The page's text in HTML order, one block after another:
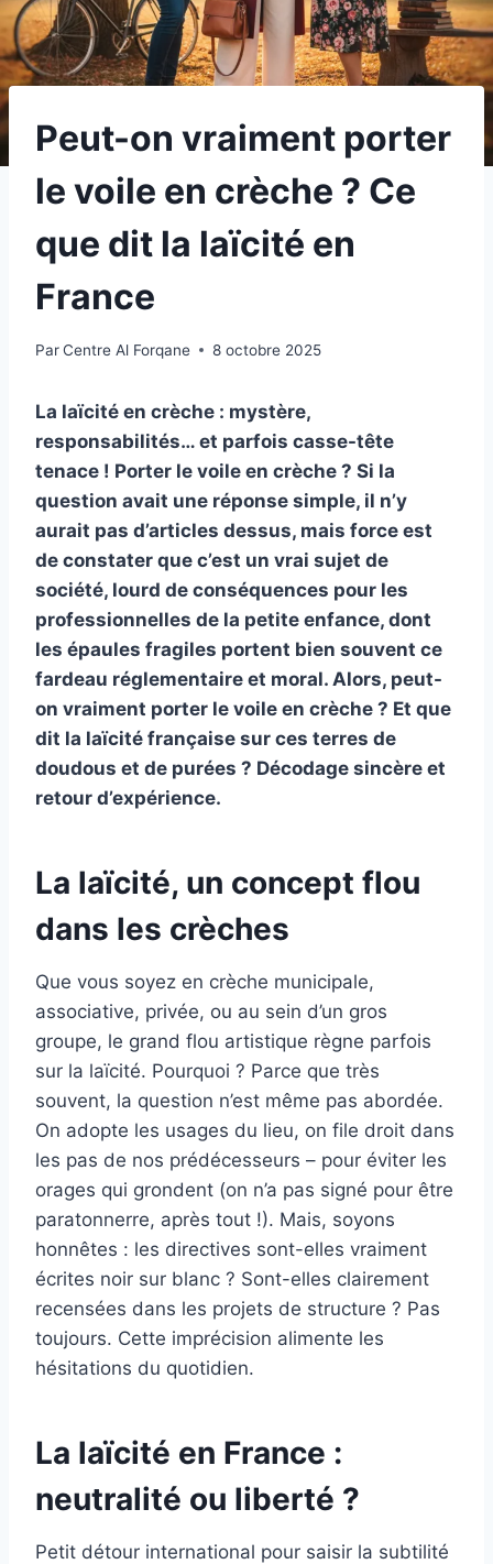
Peut-on vraiment porter
le voile en crèche ? Ce
que dit la laïcité en
France
ParCentre Al Forqane 8 octobre 2025
La laïcité en crèche : mystère,
responsabilités… et parfois casse-tête
tenace ! Porter le voile en crèche ? Si la
question avait une réponse simple, il n’y
aurait pas d’articles dessus, mais force est
de constater que c’est un vrai sujet de
société, lourd de conséquences pour les
professionnelles de la petite enfance, dont
les épaules fragiles portent bien souvent ce
fardeau réglementaire et moral. Alors, peut-
on vraiment porter le voile en crèche ? Et que
dit la laïcité française sur ces terres de
doudous et de purées ? Décodage sincère et
retour d’expérience.
La laïcité, un concept flou
dans les crèches
Que vous soyez en crèche municipale,
associative, privée, ou au sein d’un gros
groupe, le grand flou artistique règne parfois
sur la laïcité. Pourquoi ? Parce que très
souvent, la question n’est même pas abordée.
On adopte les usages du lieu, on file droit dans
les pas de nos prédécesseurs – pour éviter les
orages qui grondent (on n’a pas signé pour être
paratonnerre, après tout !). Mais, soyons
honnêtes : les directives sont-elles vraiment
écrites noir sur blanc ? Sont-elles clairement
recensées dans les projets de structure ? Pas
toujours. Cette imprécision alimente les
hésitations du quotidien.
La laïcité en France :
neutralité ou liberté ?
Petit détour international pour saisir la subtilité